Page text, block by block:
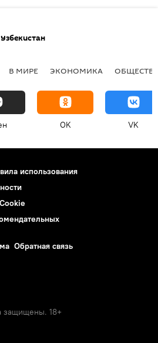
Узбекистан
В МИРЕ ЭКОНОМИКА
OK VK
использования
Обратная связь
защищены. 18+